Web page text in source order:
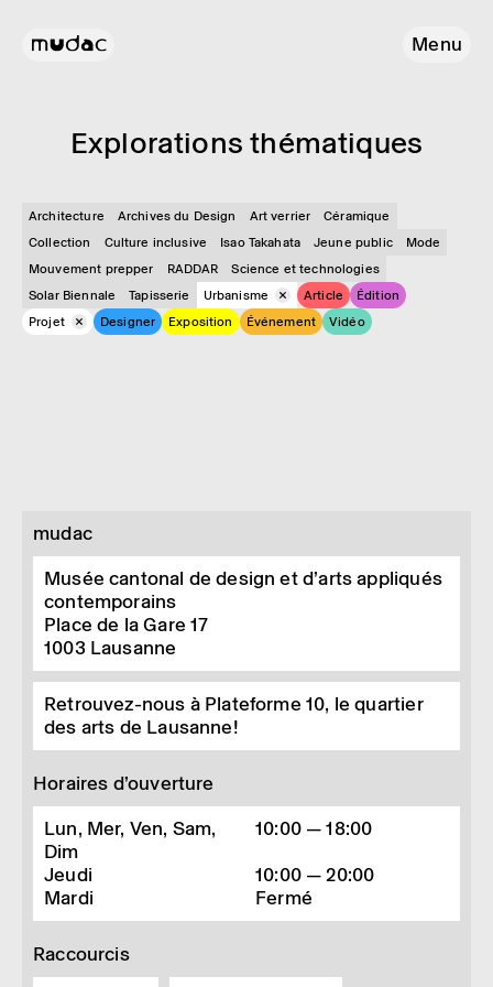
Menu
Explo­ra­tions théma­tiques
Architecture Archives du Design Art verrier
Céramique
Collection
Culture inclusive Isao Takahata Jeune public
Mode
Mouvement prepper
RADDAR
Science et technologies
Solar Biennale
Tapisserie Urbanisme Article
Édition
Projet
Designer Exposition Événement Vidéo
mudac
Musée cantonal de design et d’arts appliqués
contemporains
Place de la Gare 17
1003 Lausanne
Retrouvez-nous à Plateforme 10, le quartier
des arts de Lausanne!
Horaires d’ouverture
Lun, Mer, Ven, Sam,
Dim
10:00 — 18:00
Jeudi
10:00 — 20:00
Mardi
Fermé
Raccourcis